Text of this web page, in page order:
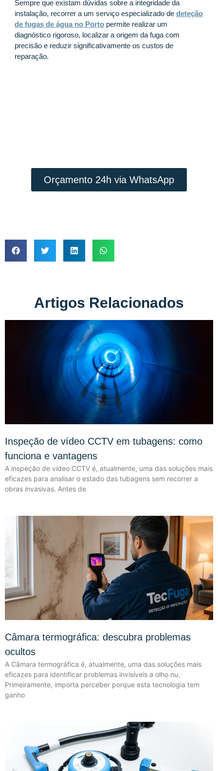
Sempre que existam dúvidas sobre a integridade da
instalação, recorrer a um serviço especializado de deteção
de fugas de água no Porto permite realizar um
diagnóstico rigoroso, localizar a origem da fuga com
precisão e reduzir significativamente os custos de
reparação.
Orçamento 24h via WhatsApp
Artigos Relacionados
Inspeção de vídeo CCTV em tubagens: como
funciona e vantagens
A inspeção de vídeo CCTV é, atualmente, uma das soluções mais
eficazes para analisar o estado das tubagens sem recorrer a
obras invasivas. Antes de
Câmara termográfica: descubra problemas
ocultos
A Câmara termográfica é, atualmente, uma das soluções mais
eficazes para identificar problemas invisíveis a olho nu.
Primeiramente, importa perceber porque esta tecnologia tem
ganho